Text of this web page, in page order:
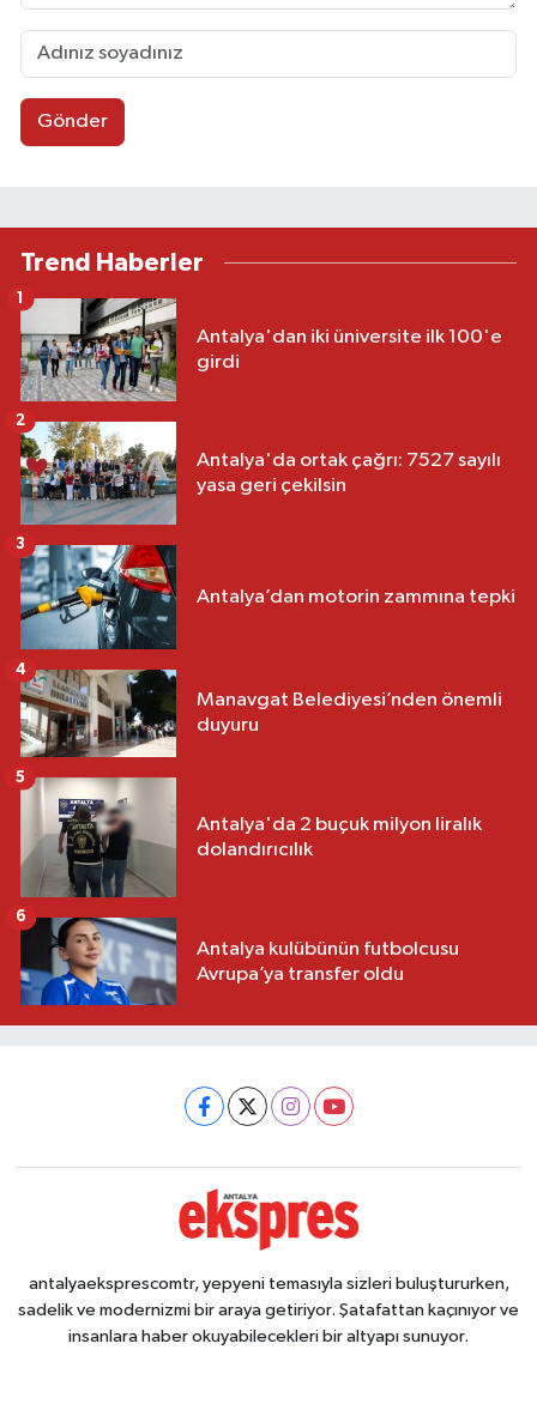
Gönder
Trend Haberler
Antalya'dan iki üniversite ilk 100'e
girdi
1
Antalya'da ortak çağrı: 7527 sayılı
yasa geri çekilsin
2
Antalya’dan motorin zammına tepki
3
Manavgat Belediyesi’nden önemli
duyuru
4
Antalya'da 2 buçuk milyon liralık
dolandırıcılık
5
Antalya kulübünün futbolcusu
Avrupa’ya transfer oldu
6
antalyaeksprescomtr, yepyeni temasıyla sizleri buluştururken,
sadelik ve modernizmi bir araya getiriyor. Şatafattan kaçınıyor ve
insanlara haber okuyabilecekleri bir altyapı sunuyor.